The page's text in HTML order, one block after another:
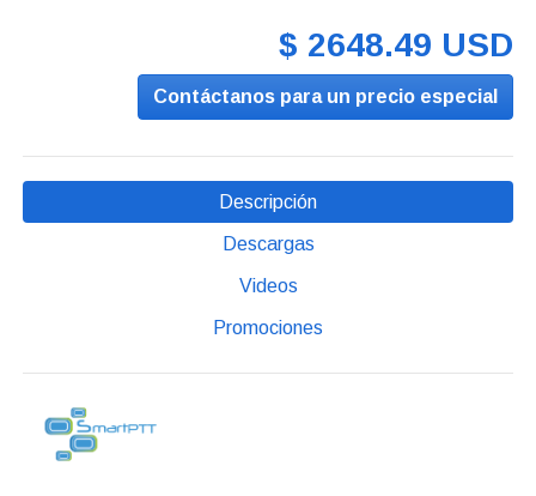
$ 2648.49 USD
Contáctanos para un precio especial
Descripción
Descargas
Videos
Promociones